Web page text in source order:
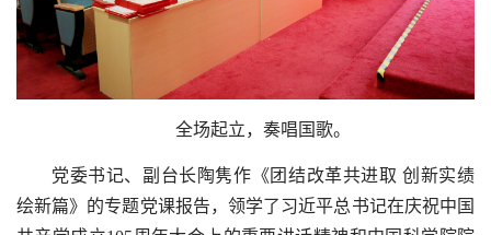
全场起立，奏唱国歌。
党委书记、副台长陶隽作《团结改革共进取 创新实绩
绘新篇》的专题党课报告，领学了习近平总书记在庆祝中国